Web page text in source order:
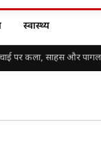
स्वास्थ्य
पर कला, साहस और